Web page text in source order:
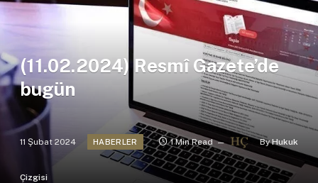
(11.02.2024) Resmî Gazete’de
bugün
11 Şubat 2024 HABERLER 1 Min Read By Hukuk
Çizgisi